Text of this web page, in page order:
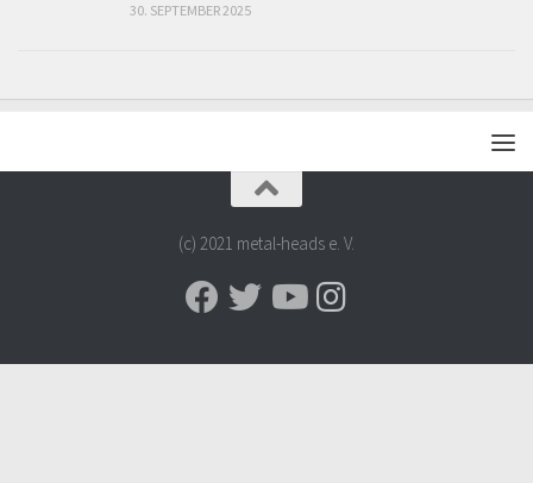
30. SEPTEMBER 2025
(c) 2021 metal-heads e. V.